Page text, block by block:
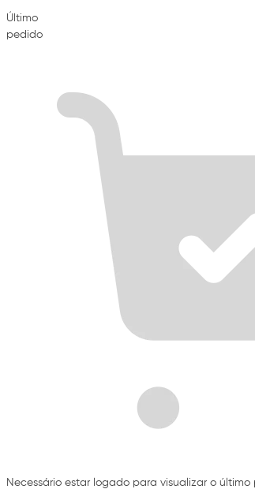
Último
pedido
Necessário estar logado para visualizar o último